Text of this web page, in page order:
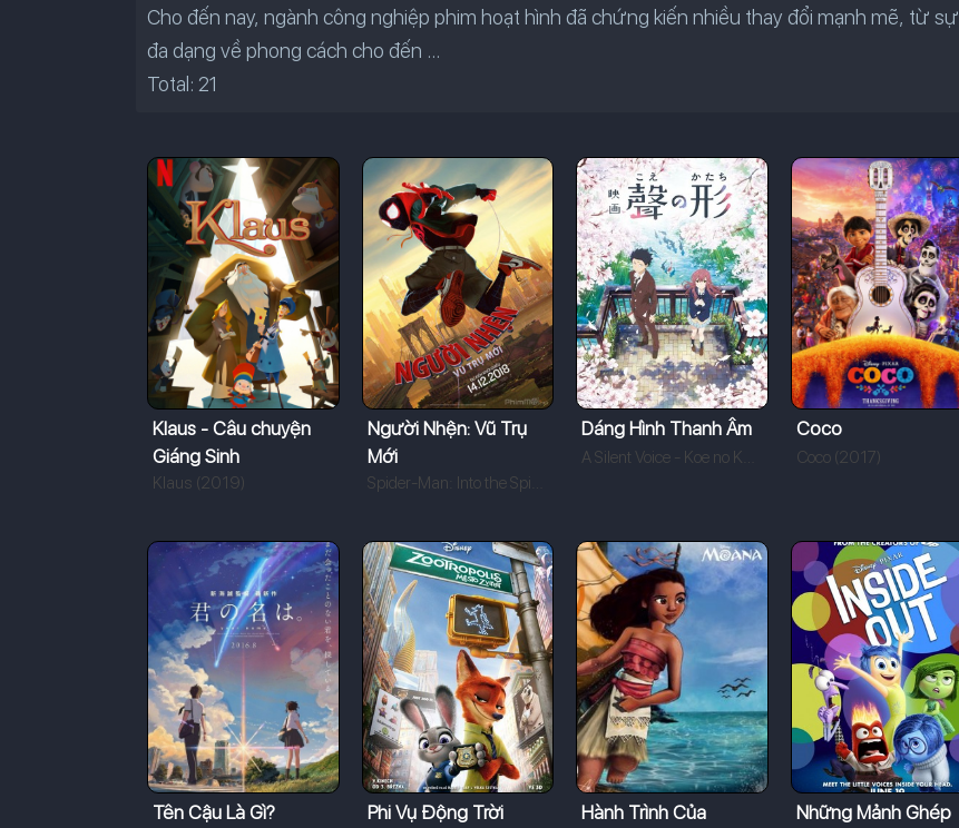
Cho đến nay, ngành công nghiệp phim hoạt hình đã chứng kiến nhiều thay đổi mạnh mẽ, từ sự
đa dạng về phong cách cho đến ...
Total: 21
Klaus - Câu chuyện
Giáng Sinh
Klaus (2019)
Người Nhện: Vũ Trụ
Mới
Spider-Man: Into the Spider-Verse (2018)
Dáng Hình Thanh Âm
A Silent Voice - Koe no Katachi (2017)
Coco
Coco (2017)
Tên Cậu Là Gì? Phi Vụ Động Trời
Hành Trình Của
Những Mảnh Ghép